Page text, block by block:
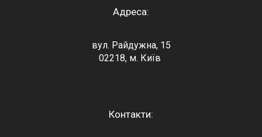
Адреса:
вул. Райдужна, 15
02218, м. Київ
Контакти: